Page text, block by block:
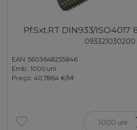
Pf.Sxt.RT DIN933/ISO4017
093321030200
EAN: 5603648255846
Emb.:1000 uni
Preço: 40,7864 €/Ml
uni